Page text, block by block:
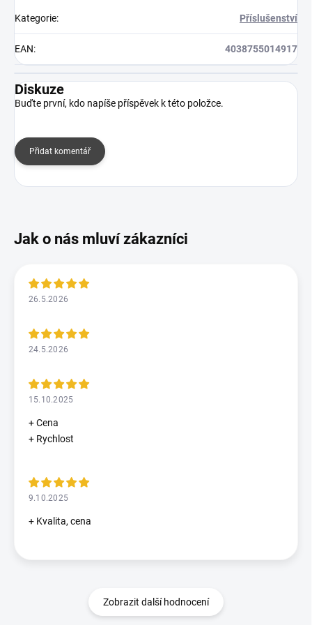
Kategorie: Příslušenství
EAN: 4038755014917
Diskuze
Buďte první, kdo napíše příspěvek k této položce.
Přidat komentář
26.5.2026
24.5.2026
15.10.2025
+ Cena
+ Rychlost
9.10.2025
+ Kvalita, cena
Zobrazit další hodnocení